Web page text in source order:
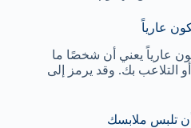
عارياً
عارياً يعني أن شخصًا ما
بك. وقد يرمز إلى
تلبس ملابسك